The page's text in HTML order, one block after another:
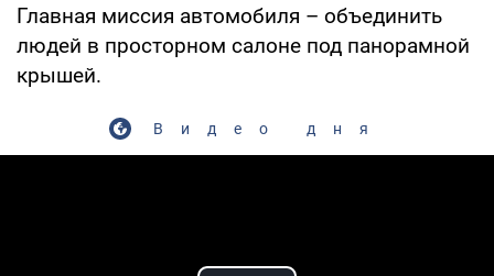
Главная миссия автомобиля – объединить
людей в просторном салоне под панорамной
крышей.
Видео дня